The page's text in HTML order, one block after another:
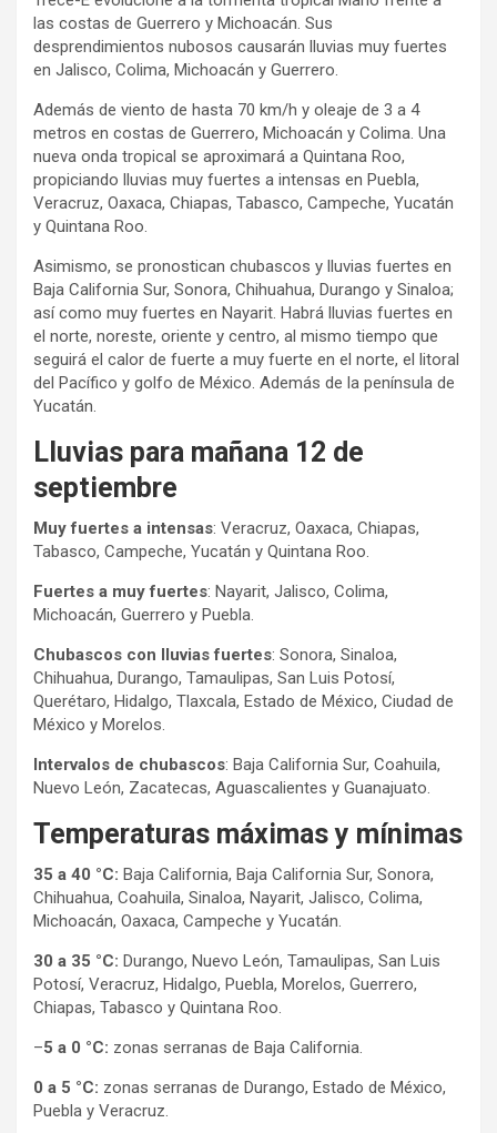
las costas de Guerrero y Michoacán. Sus
desprendimientos nubosos causarán lluvias muy fuertes
en Jalisco, Colima, Michoacán y Guerrero.
Además de viento de hasta 70 km/h y oleaje de 3 a 4
metros en costas de Guerrero, Michoacán y Colima. Una
nueva onda tropical se aproximará a Quintana Roo,
propiciando lluvias muy fuertes a intensas en Puebla,
Veracruz, Oaxaca, Chiapas, Tabasco, Campeche, Yucatán
y Quintana Roo.
Asimismo, se pronostican chubascos y lluvias fuertes en
Baja California Sur, Sonora, Chihuahua, Durango y Sinaloa;
así como muy fuertes en Nayarit. Habrá lluvias fuertes en
el norte, noreste, oriente y centro, al mismo tiempo que
seguirá el calor de fuerte a muy fuerte en el norte, el litoral
del Pacífico y golfo de México. Además de la península de
Yucatán.
Lluvias para mañana 12 de
septiembre
Muy fuertes a intensas: Veracruz, Oaxaca, Chiapas,
Tabasco, Campeche, Yucatán y Quintana Roo.
Fuertes a muy fuertes: Nayarit, Jalisco, Colima,
Michoacán, Guerrero y Puebla.
Chubascos con lluvias fuertes: Sonora, Sinaloa,
Chihuahua, Durango, Tamaulipas, San Luis Potosí,
Querétaro, Hidalgo, Tlaxcala, Estado de México, Ciudad de
México y Morelos.
Intervalos de chubascos: Baja California Sur, Coahuila,
Nuevo León, Zacatecas, Aguascalientes y Guanajuato.
Temperaturas máximas y mínimas
35 a 40 °C: Baja California, Baja California Sur, Sonora,
Chihuahua, Coahuila, Sinaloa, Nayarit, Jalisco, Colima,
Michoacán, Oaxaca, Campeche y Yucatán.
30 a 35 °C: Durango, Nuevo León, Tamaulipas, San Luis
Potosí, Veracruz, Hidalgo, Puebla, Morelos, Guerrero,
Chiapas, Tabasco y Quintana Roo.
–5 a 0 °C: zonas serranas de Baja California.
0 a 5 °C: zonas serranas de Durango, Estado de México,
Puebla y Veracruz.